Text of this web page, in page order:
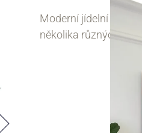
Moderní jídelní stůl
několika různých